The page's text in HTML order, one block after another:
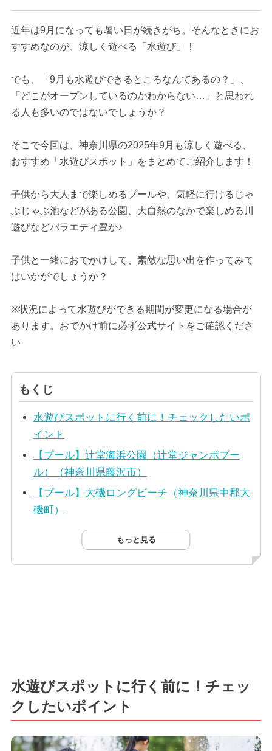
近年は9月になっても暑い日が続きがち。そんなときにお
すすめなのが、涼しく遊べる「水遊び」！
でも、「9月も水遊びできるところなんてあるの？」、
「どこがオープンしているのかわからない…」と思われ
る人も多いのではないでしょうか？
そこで今回は、神奈川県の2025年9月も涼しく遊べる、
おすすめ「水遊びスポット」をまとめてご紹介します！
子供から大人まで楽しめるプールや、気軽に行けるじゃ
ぶじゃぶ池などがある公園、大自然のなかで楽しめる川
遊びなどバラエティ豊か♪
子供と一緒におでかけして、素敵な思い出を作ってみて
はいかがでしょうか？
※状況によって水遊びができる期間が変更になる場合が
あります。おでかけ前に必ず公式サイトをご確認くださ
い
もくじ
水遊びスポットに行く前に！チェックしたいポ
イント
【プール】辻堂海浜公園（辻堂ジャンボプー
ル）（神奈川県藤沢市）
【プール】大磯ロングビーチ（神奈川県中郡大
磯町）
もっと見る
水遊びスポットに行く前に！チェッ
クしたいポイント